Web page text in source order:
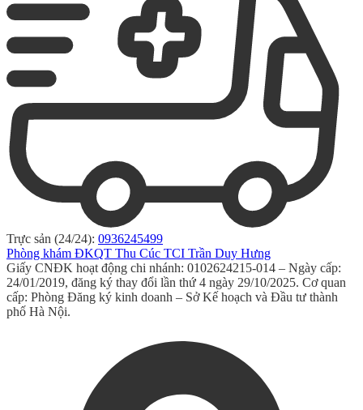
Trực sản (24/24): 0936245499
Phòng khám ĐKQT Thu Cúc TCI Trần Duy Hưng
Giấy CNĐK hoạt động chi nhánh: 0102624215-014 – Ngày cấp:
24/01/2019, đăng ký thay đổi lần thứ 4 ngày 29/10/2025. Cơ quan
cấp: Phòng Đăng ký kinh doanh – Sở Kế hoạch và Đầu tư thành
phố Hà Nội.